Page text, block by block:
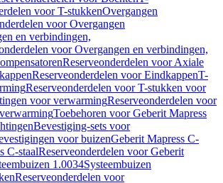
voor T-stukkenOvergangen
voor Overgangen
en verbindingen,
voor Overgangen en verbindingen,
Reserveonderdelen voor Axiale
Reserveonderdelen voor EindkappenT-
Reserveonderdelen voor T-stukken voor
voor verwarmingReserveonderdelen voor
Toebehoren voor Geberit Mapress
Bevestiging-sets voor
voor buizenGeberit Mapress C-
C-staalReserveonderdelen voor Geberit
1.0034Systeembuizen
Reserveonderdelen voor